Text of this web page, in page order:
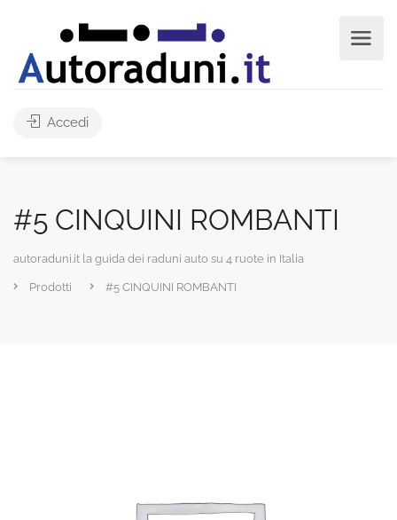
Accedi
#5 CINQUINI ROMBANTI
autoraduni.it la guida dei raduni auto su 4 ruote in Italia
Prodotti #5 CINQUINI ROMBANTI